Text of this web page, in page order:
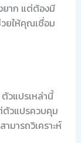
ยาก แต่ต้องมี
ยให้คุณเชื่อม
วแปรเหล่านี้
ตัวแปรควบคุม
ามารถวิเคราะห์